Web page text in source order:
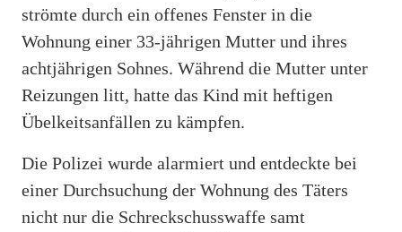
strömte durch ein offenes Fenster in die
Wohnung einer 33-jährigen Mutter und ihres
achtjährigen Sohnes. Während die Mutter unter
Reizungen litt, hatte das Kind mit heftigen
Übelkeitsanfällen zu kämpfen.
Die Polizei wurde alarmiert und entdeckte bei
einer Durchsuchung der Wohnung des Täters
nicht nur die Schreckschusswaffe samt